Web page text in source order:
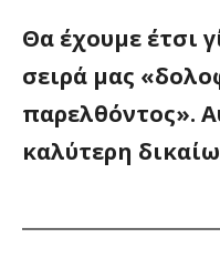
Θα έχουμε έτσι
σειρά μας
παρελθόντος».
καλύτερη